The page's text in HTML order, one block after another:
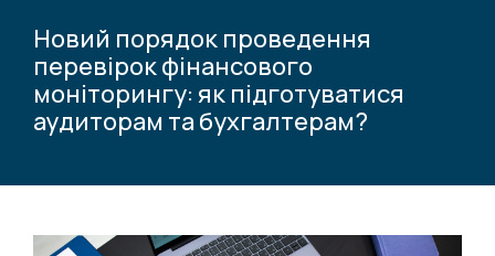
Новий порядок проведення
перевірок фінансового
моніторингу: як підготуватися
аудиторам та бухгалтерам?